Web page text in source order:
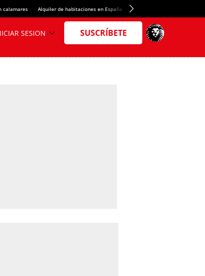
calamares Alquiler de habitaciones en España Crédito del Spotify Camp Nou